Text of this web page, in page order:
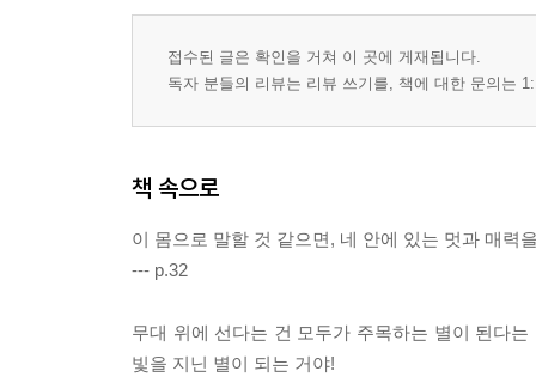
접수된 글은 확인을 거쳐 이 곳에 게재됩니다.
독자 분들의 리뷰는 리뷰 쓰기를, 책에 대한 문의는
책 속으로
이 몸으로 말할 것 같으면, 네 안에 있는 멋과 매력
--- p.32
무대 위에 선다는 건 모두가 주목하는 별이 된다
빛을 지닌 별이 되는 거야!